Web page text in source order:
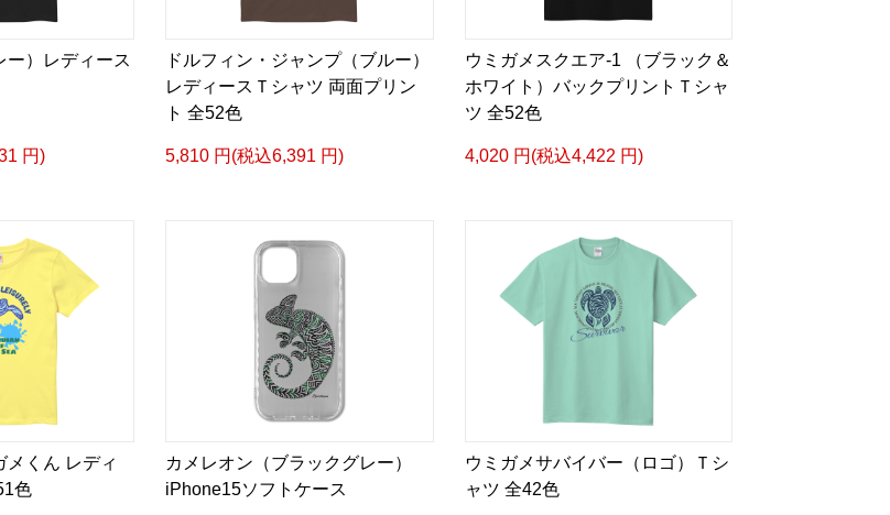
ー）レディース
円)
ドルフィン・ジャンプ（ブルー）
レディースＴシャツ 両面プリン
ト 全52色
5,810 円(税込6,391 円)
ウミガメスクエア-1 （ブラック＆
ホワイト）バックプリントＴシャ
ツ 全52色
4,020 円(税込4,422 円)
メくん レディ
色
カメレオン（ブラックグレー）
iPhone15ソフトケース
ウミガメサバイバー（ロゴ）Ｔシ
ャツ 全42色